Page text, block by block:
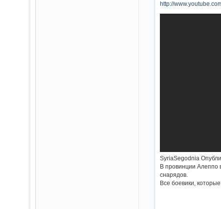
http://
SyriaSegodnia
В провинции Алеппо
снарядов.
Все боевики,